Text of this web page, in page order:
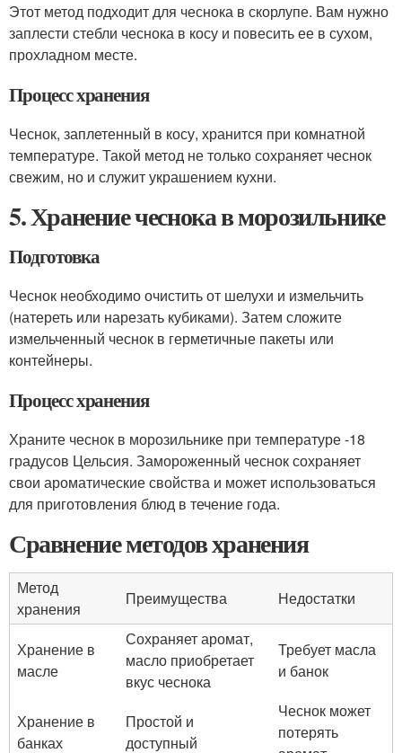
Этот метод подходит для чеснока в скорлупе. Вам нужно
заплести стебли чеснока в косу и повесить ее в сухом,
прохладном месте.
Процесс хранения
Чеснок, заплетенный в косу, хранится при комнатной
температуре. Такой метод не только сохраняет чеснок
свежим, но и служит украшением кухни.
5. Хранение чеснока в морозильнике
Подготовка
Чеснок необходимо очистить от шелухи и измельчить
(натереть или нарезать кубиками). Затем сложите
измельченный чеснок в герметичные пакеты или
контейнеры.
Процесс хранения
Храните чеснок в морозильнике при температуре -18
градусов Цельсия. Замороженный чеснок сохраняет
свои ароматические свойства и может использоваться
для приготовления блюд в течение года.
Сравнение методов хранения
Метод
хранения
Преимущества Недостатки
Хранение в
масле
Сохраняет аромат,
масло приобретает
вкус чеснока
Требует масла
и банок
Хранение в
банках
Простой и
доступный
Чеснок может
потерять